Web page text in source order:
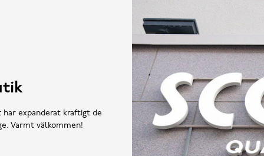
har expanderat kraftigt de
Varmt välkommen!